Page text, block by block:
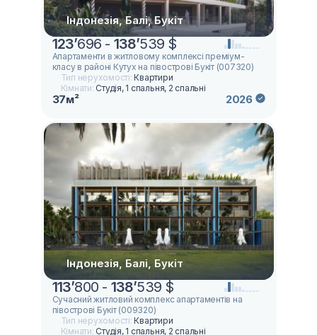
Індонезія, Балі, Букіт
123’696 - 138’539 $
Апартаменти в житловому комплексі преміум-
класу в районі Кутух на півострові Букіт (007320)
Тип нерухомості:Квартири
Кімнати: Студія, 1 спальня, 2 спальні
37м² 2026
Індонезія, Балі, Букіт
113’800 - 138’539 $
Сучасний житловий комплекс апартаментів на
півострові Букіт (009320)
Тип нерухомості:Квартири
Кімнати: Студія, 1 спальня, 2 спальні